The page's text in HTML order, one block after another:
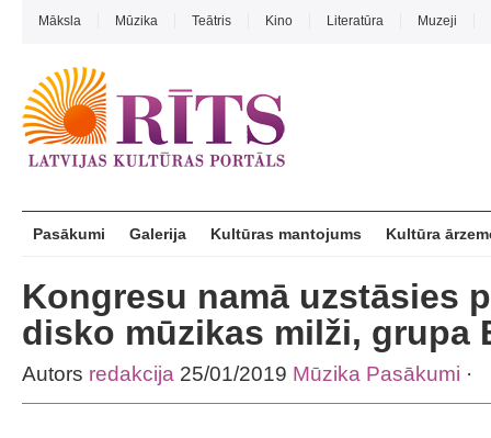
Māksla Mūzika Teātris Kino Literatūra Muzeji
Pasākumi Galerija Kultūras mantojums Kultūra
Kongresu namā uzstāsies
disko mūzikas milži, grupa
Autors redakcija 25/01/2019 Mūzika Pasākumi ·